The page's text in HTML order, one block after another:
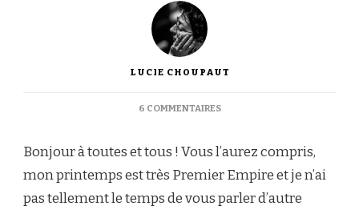
LUCIE CHOUPAUT
6 COMMENTAIRESSUR
PREMIER
EMPIRE
GILET
Bonjour à toutes et tous ! Vous l’aurez compris,
mon printemps est très Premier Empire et je n’ai
pas tellement le temps de vous parler d’autre